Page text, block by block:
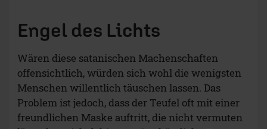
Engel des Lichts
Wären diese satanischen Machenschaften
offensichtlich, würden sich wohl die wenigsten
Menschen willentlich täuschen lassen. Das
Problem ist jedoch, dass der Teufel oft mit einer
freundlichen Maske auftritt, die nicht vermuten